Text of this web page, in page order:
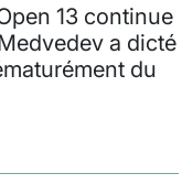
13 continue
a dicté
du